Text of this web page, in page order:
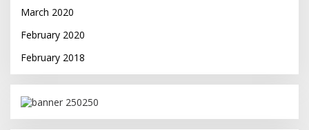
March 2020
February 2020
February 2018